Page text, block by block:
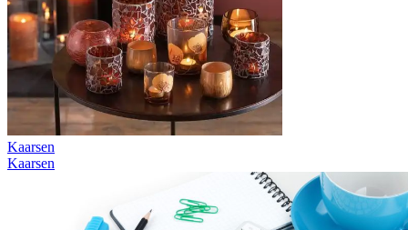
Kaarsen
Kaarsen